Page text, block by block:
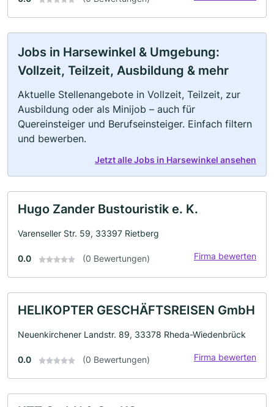
Jobs in Harsewinkel & Umgebung:
Vollzeit, Teilzeit, Ausbildung & mehr
Aktuelle Stellenangebote in Vollzeit, Teilzeit, zur
Ausbildung oder als Minijob – auch für
Quereinsteiger und Berufseinsteiger. Einfach filtern
und bewerben.
Jetzt alle Jobs in Harsewinkel ansehen
Hugo Zander Bustouristik e. K.
Varenseller Str. 59, 33397 Rietberg
0.0 (0 Bewertungen) Firma bewerten
HELIKOPTER GESCHÄFTSREISEN GmbH
Neuenkirchener Landstr. 89, 33378 Rheda-Wiedenbrück
0.0 (0 Bewertungen) Firma bewerten